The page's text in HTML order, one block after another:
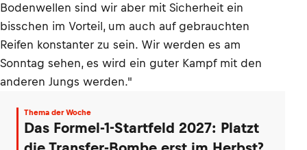
Bodenwellen sind wir aber mit Sicherheit ein
bisschen im Vorteil, um auch auf gebrauchten
Reifen konstanter zu sein. Wir werden es am
Sonntag sehen, es wird ein guter Kampf mit den
anderen Jungs werden."
Thema der Woche
Das Formel-1-Startfeld 2027: Platzt